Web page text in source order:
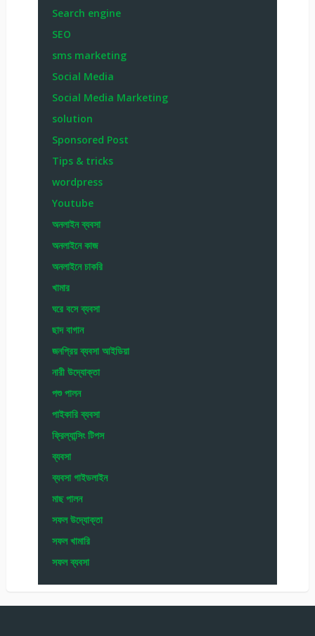
Search engine
SEO
sms marketing
Social Media
Social Media Marketing
solution
Sponsored Post
Tips & tricks
wordpress
Youtube
অনলাইন ব্যবসা
অনলাইনে কাজ
অনলাইনে চাকরি
খামার
ঘরে বসে ব্যবসা
ছাদ বাগান
জনপ্রিয় ব্যবসা আইডিয়া
নারী উদ্যোক্তা
পশু পালন
পাইকারি ব্যবসা
ফ্রিল্যান্সিং টিপস
ব্যবসা
ব্যবসা গাইডলাইন
মাছ পালন
সফল উদ্যোক্তা
সফল খামারি
সফল ব্যবসা